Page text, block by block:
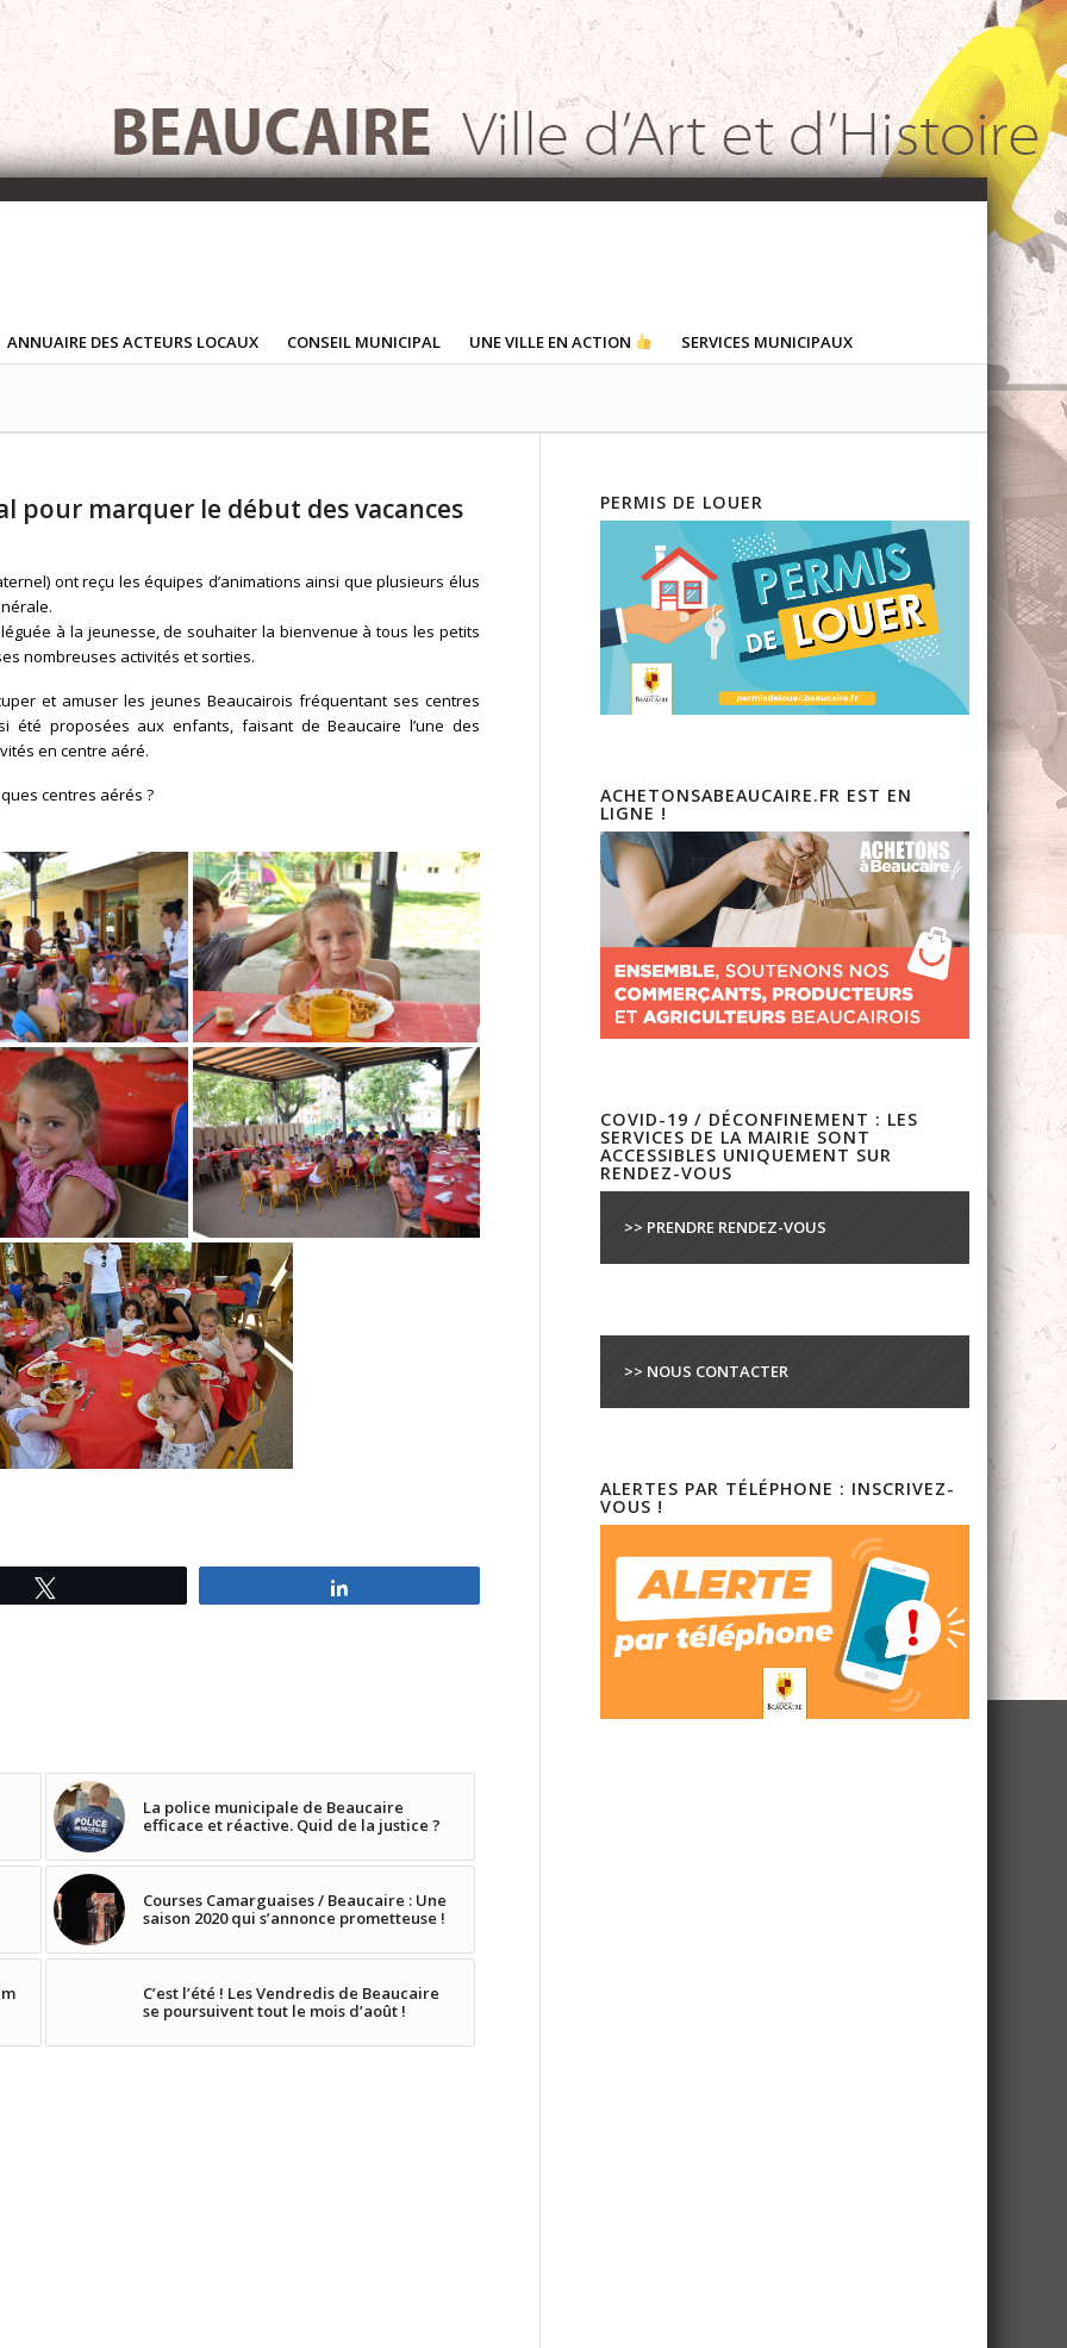
ANNUAIRE DES ACTEURS LOCAUX CONSEIL MUNICIPAL UNE VILLE EN ACTION SERVICES MUNICIPAUX
pour marquer le début des vacances
ont reçu les équipes d’animations ainsi que plusieurs élus
à la jeunesse, de souhaiter la bienvenue à tous les petits
nombreuses activités et sorties.
et amuser les jeunes Beaucairois fréquentant ses centres
été proposées aux enfants, faisant de Beaucaire l’une des
en centre aéré.
centres aérés ?
La police municipale de Beaucaire
efficace et réactive. Quid de la justice ?
Courses Camarguaises / Beaucaire : Une
saison 2020 qui s’annonce prometteuse !
C’est l’été ! Les Vendredis de Beaucaire
se poursuivent tout le mois d’août !
PERMIS DE LOUER
ACHETONSABEAUCAIRE.FR EST EN
LIGNE !
COVID-19 / DÉCONFINEMENT : LES
SERVICES DE LA MAIRIE SONT
ACCESSIBLES UNIQUEMENT SUR
RENDEZ-VOUS
>> PRENDRE RENDEZ-VOUS
>> NOUS CONTACTER
ALERTES PAR TÉLÉPHONE : INSCRIVEZ-
VOUS !